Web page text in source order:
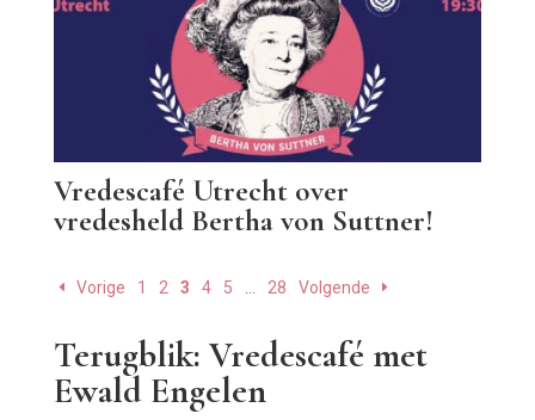
Vredescafé Utrecht over
vredesheld Bertha von Suttner!
Vorige 1 2 3 4 5 28 Volgende
Terugblik: Vredescafé met
Ewald Engelen